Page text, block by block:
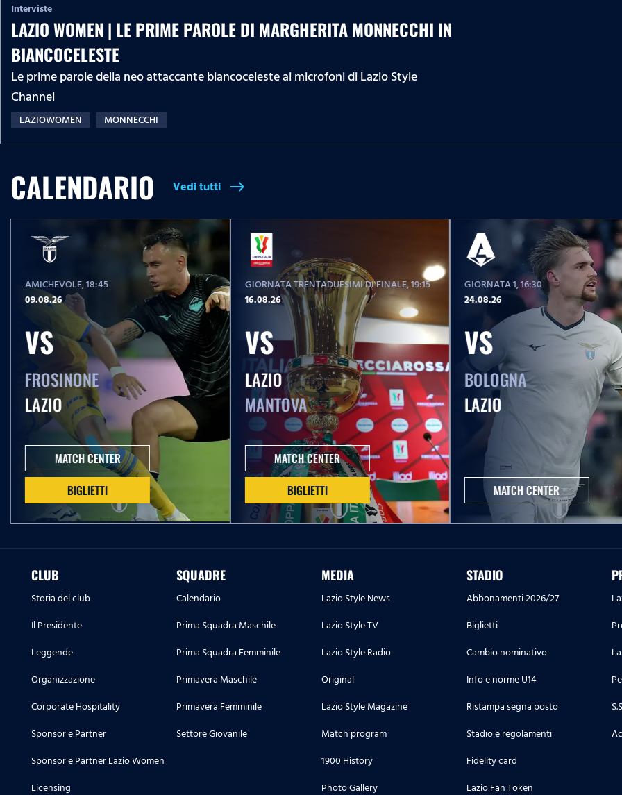
Interviste
LAZIO WOMEN | LE PRIME PAROLE DI MARGHERITA MONNECCHI IN
BIANCOCELESTE
Le prime parole della neo attaccante biancoceleste ai microfoni di Lazio Style
Channel
LAZIOWOMEN MONNECCHI
CALENDARIO Vedi tutti east
AMICHEVOLE, 18:45
09.08.26
VS
FROSINONE
LAZIO
MATCH CENTER
BIGLIETTI
GIORNATA TRENTADUESIMI DI FINALE, 19:15
16.08.26
VS
LAZIO
MANTOVA
MATCH CENTER
BIGLIETTI
GIORNATA 1, 16:30
24.08.26
VS
BOLOGNA
LAZIO
MATCH CENTER
CLUB
Storia del club
Il Presidente
Leggende
Organizzazione
Corporate Hospitality
Sponsor e Partner
Sponsor e Partner Lazio Women
Licensing
SQUADRE
Calendario
Prima Squadra Maschile
Prima Squadra Femminile
Primavera Maschile
Primavera Femminile
Settore Giovanile
MEDIA
Lazio Style News
Lazio Style TV
Lazio Style Radio
Original
Lazio Style Magazine
Match program
1900 History
Photo Gallery
STADIO
Abbonamenti 2026/27
Biglietti
Cambio nominativo
Info e norme U14
Ristampa segna posto
Stadio e regolamenti
Fidelity card
Lazio Fan Token